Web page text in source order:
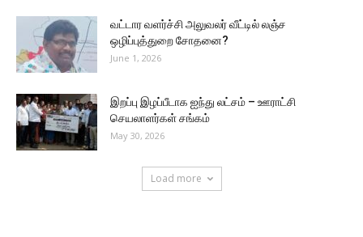
வட்டார வளர்ச்சி அலுவலர் வீட்டில் லஞ்ச
ஒழிப்புத்துறை சோதனை?
June 1, 2026
இறப்பு இழப்பீடாக ஐந்து லட்சம் – ஊராட்சி
செயலாளர்கள் சங்கம்
May 30, 2026
Load more